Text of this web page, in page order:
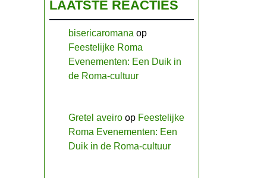
LAATSTE REACTIES
bisericaromana op
Feestelijke Roma
Evenementen: Een Duik in
de Roma-cultuur
Gretel aveiro op Feestelijke
Roma Evenementen: Een
Duik in de Roma-cultuur